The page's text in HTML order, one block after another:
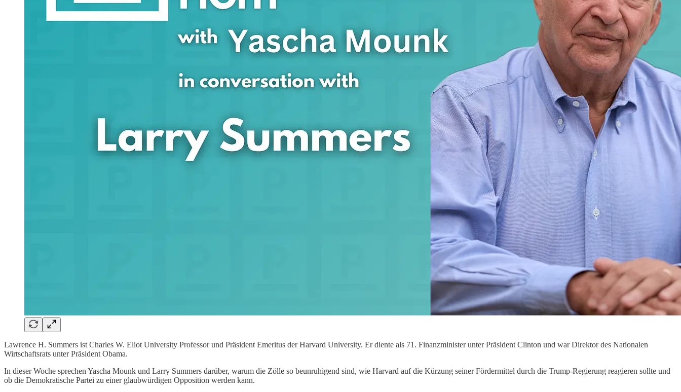
Lawrence H. Summers ist Charles W. Eliot University Professor und Präsident Emeritus der Harvard University. Er diente als 71. Finanzminister unter Präsident Clinton und war Direktor des Nationalen
Wirtschaftsrats unter Präsident Obama.
In dieser Woche sprechen Yascha Mounk und Larry Summers darüber, warum die Zölle so beunruhigend sind, wie Harvard auf die Kürzung seiner Fördermittel durch die Trump-Regierung reagieren sollte und
ob die Demokratische Partei zu einer glaubwürdigen Opposition werden kann.